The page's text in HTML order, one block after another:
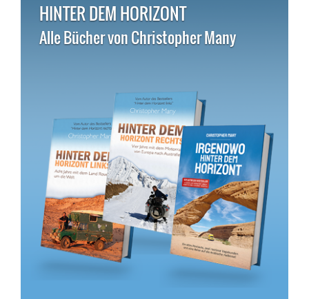
HINTER DEM HORIZONT
Alle Bücher von Christopher Many